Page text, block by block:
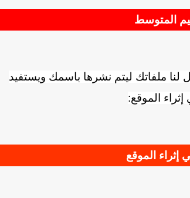
المتوسط
لنا ملفاتك ليتم نشرها باسمك ويستفيد
الموقع:
إثراء الموقع